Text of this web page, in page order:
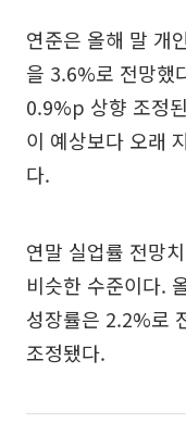
연준은 올해 말 개
을 3.6%로 전망했
0.9%p 상향 조정
이 예상보다 오래
다.
연말 실업률 전망
비슷한 수준이다.
성장률은 2.2%로
조정됐다.